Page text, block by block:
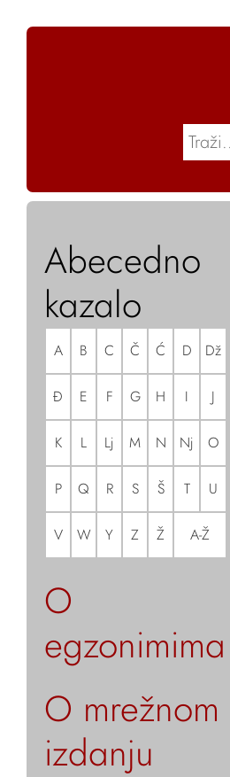
Abecedno
kazalo
A B C Č Ć D Dž
Đ E F G H I J
K L Lj M N Nj O
P Q R S Š T U
V W Y Z Ž A-Ž
O
egzonimima
O mrežnom
izdanju